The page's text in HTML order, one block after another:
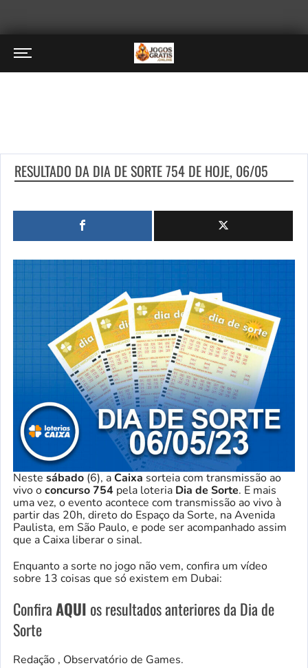
RESULTADO DA DIA DE SORTE 754 DE HOJE, 06/05
Neste sábado (6), aCaixa sorteia com transmissão ao
vivo oconcurso 754 pela loteria Dia de Sorte. E mais
uma vez, o evento acontece com transmissão ao vivo à
partir das 20h, direto do Espaço da Sorte, na Avenida
Paulista, em São Paulo, e pode ser acompanhado assim
que a Caixa liberar o sinal.
Enquanto a sorte no jogo não vem, confira um vídeo
sobre 13 coisas que só existem em Dubai:
ConfiraAQUI os resultados anteriores da Dia de
Sorte
Redação , Observatório de Games.